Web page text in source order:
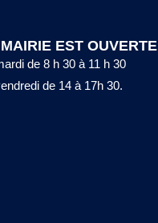
EST OUVERTE
de 8 h 30 à 11 h 30
de 14 à 17h 30.